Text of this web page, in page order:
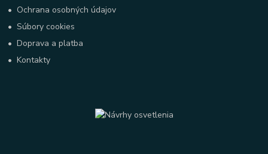
• Ochrana osobných údajov
•Súbory cookies
•Doprava a platba
•Kontakty